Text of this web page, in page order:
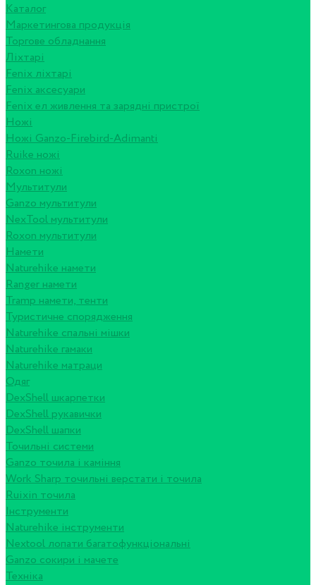
Каталог
Маркетингова продукція
Торгове обладнання
Ліхтарі
Fenix ліхтарі
Fenix аксесуари
Fenix ел живлення та зарядні пристрої
Ножі
Ножі Ganzo-Firebird-Adimanti
Ruike ножі
Roxon ножi
Мультитули
Ganzo мультитули
NexTool мультитули
Roxon мультитули
Намети
Naturehike намети
Ranger намети
Tramp намети, тенти
Туристичне спорядження
Naturehike спальні мішки
Naturehike гамаки
Naturehike матраци
Одяг
DexShell шкарпетки
DexShell рукавички
DexShell шапки
Точильні системи
Ganzo точила і каміння
Work Sharp точильні верстати і точила
Ruixin точила
Інструменти
Naturehike інструменти
Nextool лопати багатофункціональні
Ganzo сокири і мачете
Техніка